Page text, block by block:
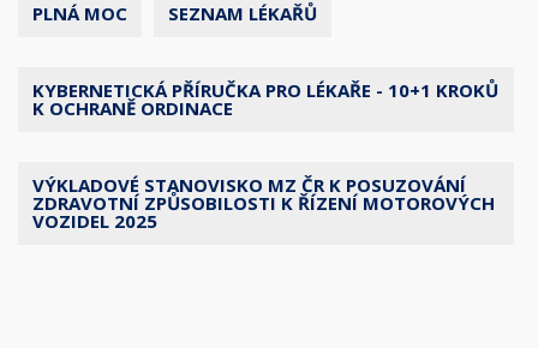
PLNÁ MOC SEZNAM LÉKAŘŮ
KYBERNETICKÁ PŘÍRUČKA PRO LÉKAŘE - 10+1 KROKŮ
K OCHRANĚ ORDINACE
VÝKLADOVÉ STANOVISKO MZ ČR K POSUZOVÁNÍ
ZDRAVOTNÍ ZPŮSOBILOSTI K ŘÍZENÍ MOTOROVÝCH
VOZIDEL 2025